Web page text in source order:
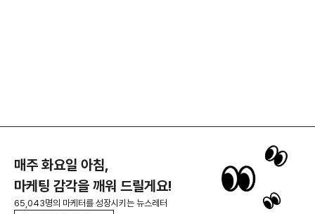
매주 화요일 아침,
마케팅 감각을 깨워 드릴게요!
65,043명의 마케터를 성장시키는 뉴스레터